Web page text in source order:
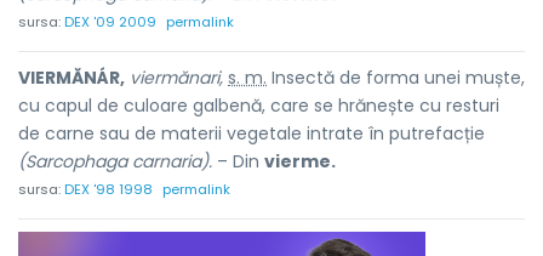
sursa:DEX '09 2009 permalink
VIERMĂNÁR, viermănari, s. m. Insectă de forma unei muște,
cu capul de culoare galbenă, care se hrănește cu resturi
de carne sau de materii vegetale intrate în putrefacție
(Sarcophaga carnaria). – Din vierme.
sursa:DEX '98 1998 permalink